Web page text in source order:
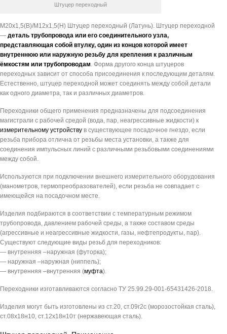
Штуцер переходный
М20х1,5(В)/М12х1,5(Н) Штуцер переходный (Латунь). Штуцер переходной
— деталь трубопровода или его соединительного узла,
представляющая собой втулку, один из концов которой имеет
внутреннюю или наружную резьбу для крепления к различным
ёмкостям или трубопроводам. Форма другого конца штуцеров
переходных зависит от способа присоединения к последующим деталям.
Естественно, штуцер переходной может соединять между собой детали
как одного диаметра, так и различных диаметров.
Переходники общего применения предназначены для подсоединения
магистрали с рабочей средой (вода, пар, неагрессивные жидкости) к
измерительному устройству в существующее посадочное гнездо, если
резьба прибора отлична от резьбы места установки, а также для
соединения импульсных линий с различными резьбовыми соединениями
между собой.
Используются при подключении внешнего измерительного оборудования
(манометров, термопреобразователей), если резьба не совпадает с
имеющейся на посадочном месте.
Изделия подбираются в соответствии с температурным режимом
трубопровода, давлением рабочей среды, а также составом среды
(агрессивные и неагрессивные жидкости, газы, нефтепродукты, пар).
Существуют следующие виды резьб для переходников:
— внутренняя –наружная (футорка);
— наружная –наружная (ниппель);
— внутренняя –внутренняя (муфта).
Переходники изготавливаются согласно ТУ 25.99.29-001-65431426-2018.
Изделия могут быть изготовлены из ст.20, ст.09г2с (морозостойкая сталь),
ст.08х18н10, ст.12х18н10т (нержавеющая сталь).